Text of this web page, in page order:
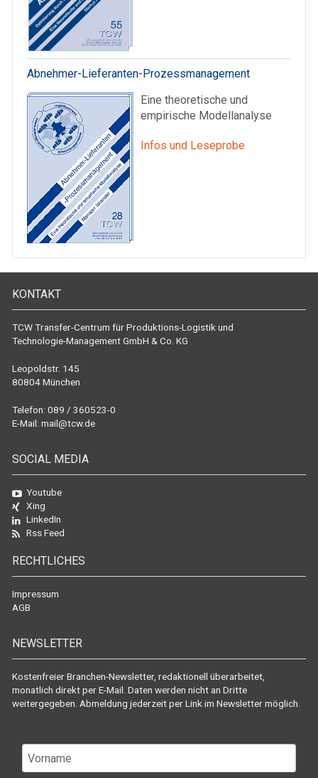
Abnehmer-Lieferanten-Prozessmanagement
Eine theoretische und
empirische Modellanalyse
Infos und Leseprobe
KONTAKT
TCW Transfer-Centrum für Produktions-Logistik und
Technologie-Management GmbH & Co. KG
Leopoldstr. 145
80804 München
Telefon: 089 / 360523-0
E-Mail: mail@tcw.de
SOCIAL MEDIA
Youtube
Xing
LinkedIn
Rss Feed
RECHTLICHES
Impressum
AGB
NEWSLETTER
Kostenfreier Branchen-Newsletter, redaktionell überarbeitet,
monatlich direkt per E-Mail. Daten werden nicht an Dritte
weitergegeben. Abmeldung jederzeit per Link im Newsletter möglich.